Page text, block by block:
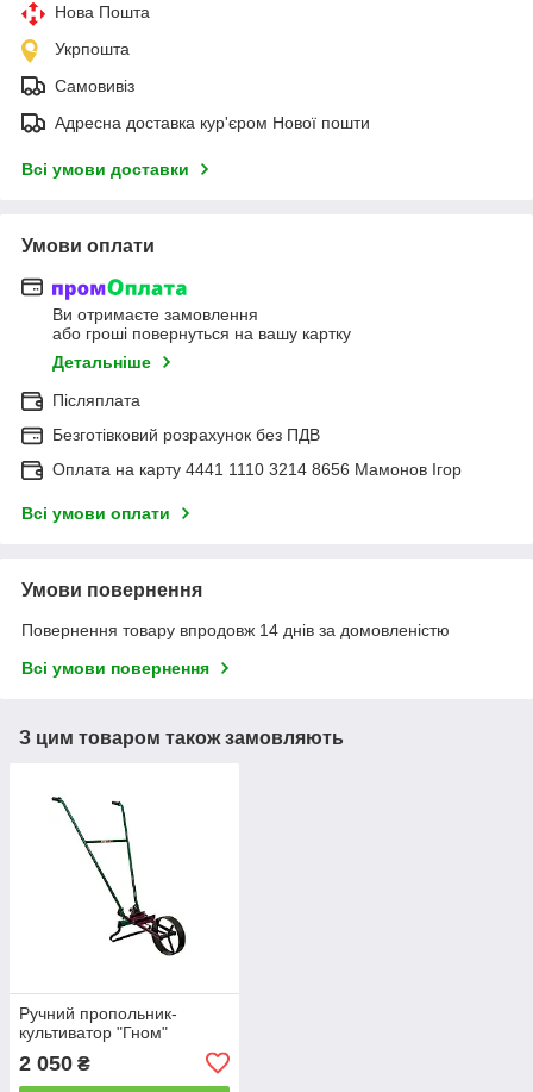
Нова Пошта
Укрпошта
Самовивіз
Адресна доставка кур'єром Нової пошти
Всі умови доставки
Умови оплати
Ви отримаєте замовлення
або гроші повернуться на вашу картку
Детальніше
Післяплата
Безготівковий розрахунок без ПДВ
Оплата на карту 4441 1110 3214 8656 Мамонов Ігор
Всі умови оплати
Умови повернення
Повернення товару впродовж 14 днів за домовленістю
Всі умови повернення
З цим товаром також замовляють
Ручний пропольник-
культиватор "Гном"
2 050 ₴